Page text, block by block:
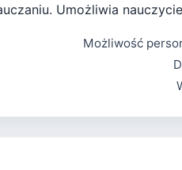
Umożliwia
Możliwość